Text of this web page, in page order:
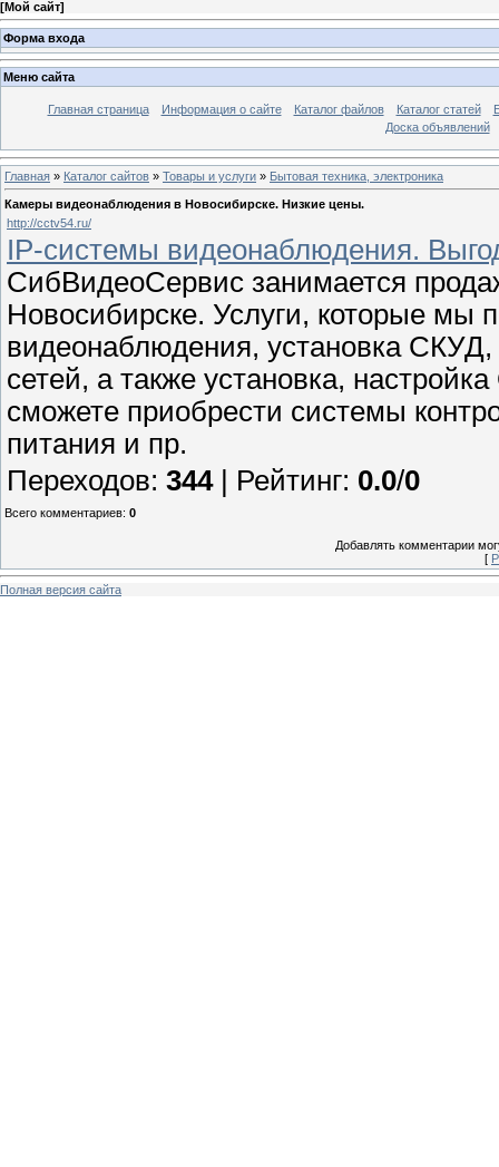
[Мой сайт]
Форма входа
Меню сайта
Главная страница Информация о сайте Каталог файлов Каталог статей
Доска объявлений
Главная » Каталог сайтов » Товары и услуги » Бытовая техника, электроника
Камеры видеонаблюдения в Новосибирске. Низкие цены.
http://cctv54.ru/
IP-системы видеонаблюдения.
СибВидеоСервис занимается
Новосибирске. Услуги, которые мы
видеонаблюдения, установка
сетей, а также установка,
сможете приобрести системы
питания и пр.
Переходов: 344| Рейтинг: 0.0/0
Всего комментариев: 0
Добавлять комментарии
[
Полная версия сайта